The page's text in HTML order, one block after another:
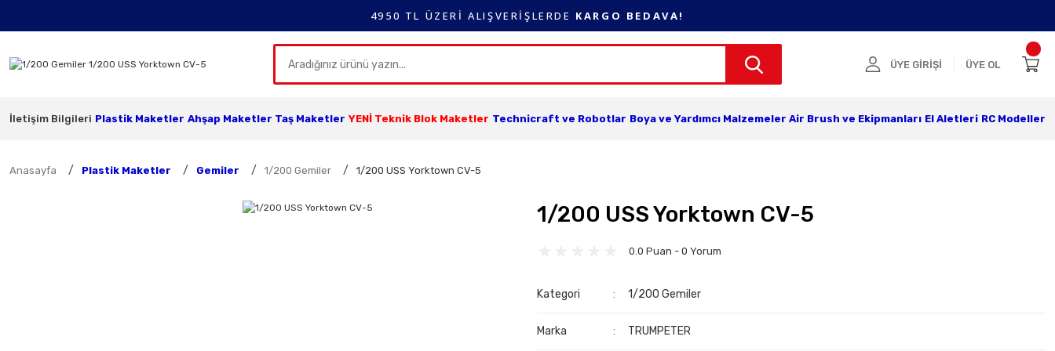
4950 TL ÜZERİ ALIŞVERİŞLERDE KARGO BEDAVA!
ÜYE GİRİŞİ ÜYE OL
İletişim Bilgileri Plastik Maketler Ahşap Maketler Taş Maketler YENİ Teknik Blok Maketler Technicraft ve Robotlar Boya ve Yardımcı Malzemeler Air Brush ve Ekipmanları El Aletleri RC Modeller
Anasayfa Plastik Maketler Gemiler 1/200 Gemiler 1/200 USS Yorktown CV-5
1/200 USS Yorktown CV-5
0.0 Puan - 0 Yorum
Kategori 1/200 Gemiler
Marka TRUMPETER